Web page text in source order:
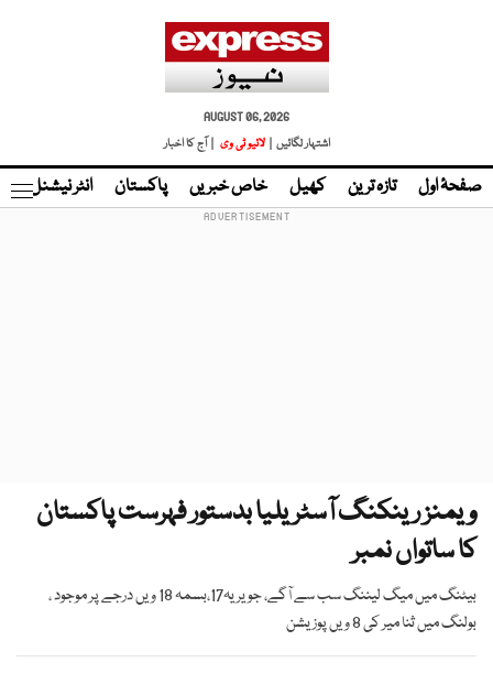
AUGUST 06, 2026
اشتہار لگائیں |
لائیو ٹی وی | آج کا اخبار
صفحۂ اول تازہ ترین کھیل خاص خبریں پاکستان انٹر نیشنل
ویمنز رینکنگ آسٹریلیا بدستور فہرست پاکستان
کا ساتواں نمبر
بیٹنگ میں میگ لیننگ سب سے آگے، جویریہ17،بسمہ 18 ویں درجے پر موجود ،
بولنگ میں ثنا میر کی 8 ویں پوزیشن